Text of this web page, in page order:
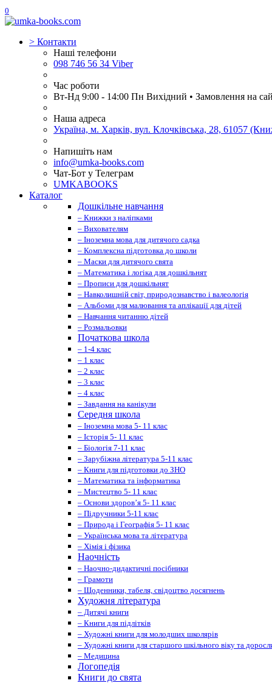
0
> Контакти
Наші телефони
098 746 56 34 Viber
Час роботи
Вт-Нд 9:00 - 14:00 Пн Вихідний • Замовлення на
Наша адреса
Україна, м. Харків, вул. Клочківська, 28, 61057
Напишіть нам
info@umka-books.com
Чат-Бот у Телеграм
UMKABOOKS
Каталог
Дошкільне навчання
– Книжки з наліпками
– Вихователям
– Іноземна мова для дитячого садка
– Комплексна підготовка до школи
– Маски для дитячого свята
– Математика і логіка для дошкільнят
– Прописи для дошкільнят
– Навколишній світ, природознавство і валеологія
– Альбоми для малювання та аплікації для дітей
– Навчання читанню дітей
– Розмальовки
Початкова школа
– 1-4 клас
– 1 клас
– 2 клас
– 3 клас
– 4 клас
– Завдання на канікули
Середня школа
– Іноземна мова 5- 11 клас
– Історія 5- 11 клас
– Біологія 7-11 клас
– Зарубіжна література 5-11 клас
– Книги для підготовки до ЗНО
– Математика та інформатика
– Мистецтво 5- 11 клас
– Основи здоров’я 5- 11 клас
– Підручники 5-11 клас
– Природа і Географія 5- 11 клас
– Українська мова та література
– Хімія і фізика
Наочність
– Наочно-дидактичні посібники
– Грамоти
– Щоденники, табеля, свідоцтво досягнень
Художня література
– Дитячі книги
– Книги для підлітків
– Художні книги для молодших школярів
– Художні книги для старшого шкільного віку та
– Медицина
Логопедія
Книги до свята